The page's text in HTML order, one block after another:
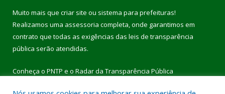
Muito mais que criar site ou sistema para prefeituras!
Realizamos uma assessoria completa, onde garantimos em
contrato que todas as exigências das leis de transparência
pública serão atendidas.
Conheça o PNTP e o Radar da Transparência Pública